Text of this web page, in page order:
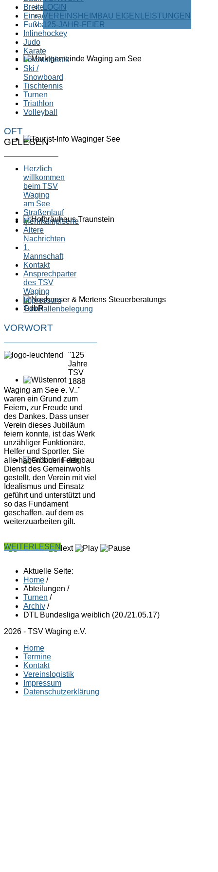
LOGIN
VEREINSHEIMBAU EIGENLEISTUNGEN
125-JAHR-FEIER
Breitensport
Einrad
Fußball
Inlinehockey
Judo
Karate
Leichtathletik
Ski /
Snowboard
Tischtennis
Turnen
Triathlon
Volleyball
OFT
GELESEN
Herzlich
willkommen
beim TSV
Waging
am See
Straßenlauf
Mehrkampfserie
Ältere
Nachrichten
1.
Mannschaft
Kontakt
Ansprechparter
des TSV
Waging
Impressum
Turnhallenbelegung
VORWORT
"125
Jahre
TSV
1888
Waging am See e. V.."
waren ein Grund zum
Feiern, zur Freude und
des Dankes. Dass unser
Verein dieses Jubiläum
feiern konnte, ist das Werk
unzähliger Funktionäre,
Helfer und Sportler. Sie
alle haben sich in den
Dienst des Gemeinwohls
gestellt, den Verein mit viel
Idealismus und Einsatz
geführt und unterstützt und
so das Fundament
geschaffen, auf dem es
weiterzuarbeiten gilt.
WEITERLESEN
Aktuelle Seite:
Home /
Abteilungen /
Turnen /
Archiv /
DTL Bundesliga weiblich (20./21.05.17)
2026 - TSV Waging e.V.
Home
Termine
Kontakt
Vereinslogistik
Impressum
Datenschutzerklärung